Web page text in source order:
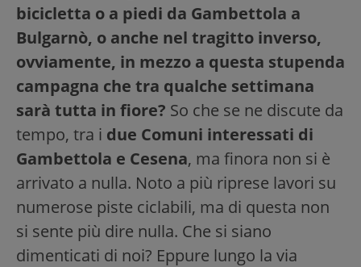
bicicletta o a piedi da Gambettola a
Bulgarnò, o anche nel tragitto inverso,
ovviamente, in mezzo a questa stupenda
campagna che tra qualche settimana
sarà tutta in fiore? So che se ne discute da
tempo, tra i due Comuni interessati di
Gambettola e Cesena, ma finora non si è
arrivato a nulla. Noto a più riprese lavori su
numerose piste ciclabili, ma di questa non
si sente più dire nulla. Che si siano
dimenticati di noi? Eppure lungo la via